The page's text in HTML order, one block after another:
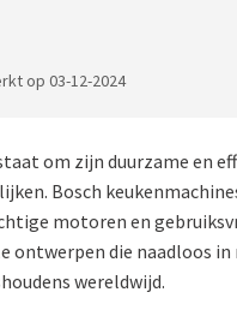
op 03-12-2024
om zijn duurzame en
Bosch
motoren en
die naadloos
wereldwijd.